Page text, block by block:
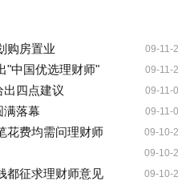
09-11-
购房置业
09-11-
"中国优选理财师"
09-11-
出四点建议
09-11-
满落幕
09-10-
花费均需问理财师
09-10-
09-10-
都征求理财师意见